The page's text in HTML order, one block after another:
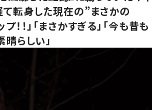
て転身した現在の”まさかの
！！」「まさかすぎる」「今も昔も
晴らしい」